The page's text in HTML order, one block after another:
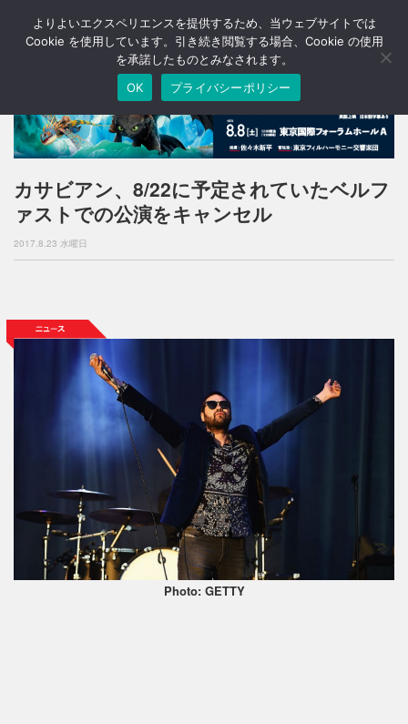
T
o
n
a
v
i
g
o
カサビアン、8/22に予定されていたベルフ
ァストでの公演をキャンセル
2017.8.23 水曜日
Photo: GETTY
よりよいエクスペリエンスを提供するため、当ウェブサイトでは
Cookie を使用しています。引き続き閲覧する場合、Cookie の使用
を承諾したものとみなされます。
OK
プライバシーポリシー